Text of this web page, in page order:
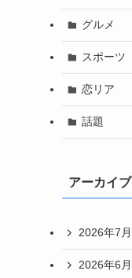
グルメ
スポーツ
恋リア
話題
アーカイブ
2026年7月
2026年6月